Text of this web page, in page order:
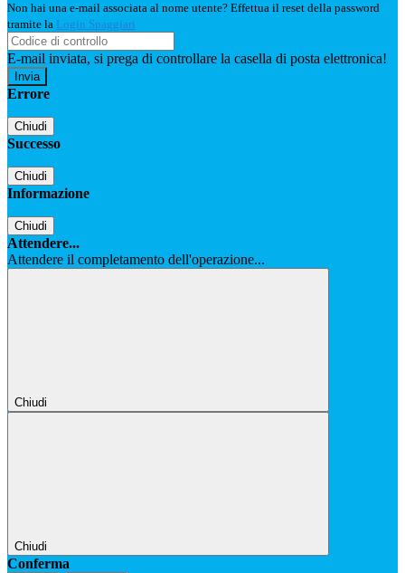
Non hai una e-mail associata al nome utente? Effettua il reset della password
tramite la Login Spaggiari
E-mail inviata, si prega di controllare la casella di posta elettronica!
Errore
Chiudi
Successo
Chiudi
Informazione
Chiudi
Attendere...
Attendere il completamento dell'operazione...
Chiudi
Chiudi
Conferma